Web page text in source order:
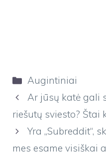
Kategorijos
Augintiniai
Ar jūsų katė gali
riešutų sviesto? Štai
Yra „Subreddit“,
mes esame visiškai